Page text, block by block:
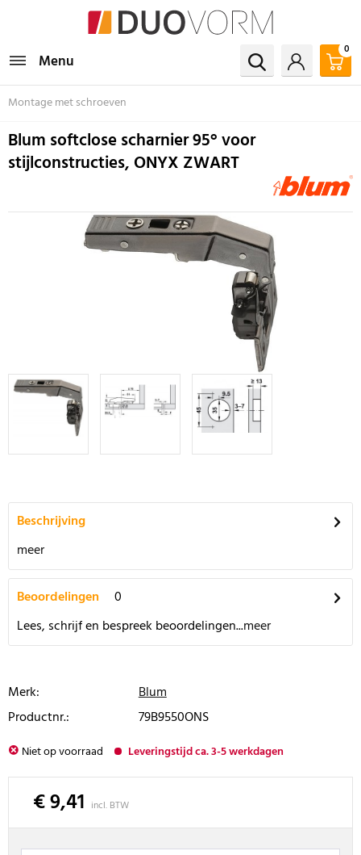
Menu
0
Montage met schroeven
Blum softclose scharnier 95° voor
stijlconstructies, ONYX ZWART
Beschrijving
meer
Beoordelingen
0
Lees, schrijf en bespreek beoordelingen...meer
Merk:
Blum
Productnr.:
79B9550ONS
Niet op voorraad Leveringstijd ca. 3-5 werkdagen
€ 9,41 incl. BTW